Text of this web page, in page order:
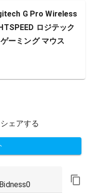
G Pro Wireless
ロジテック
ーミング マウス
ェアする